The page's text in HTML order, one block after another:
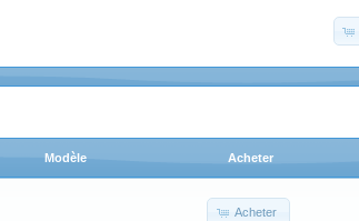
Modèle Acheter
Acheter